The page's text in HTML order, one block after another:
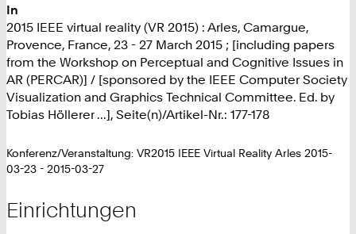
In
2015 IEEE virtual reality (VR 2015) : Arles, Camargue,
Provence, France, 23 - 27 March 2015 ; [including papers
from the Workshop on Perceptual and Cognitive Issues in
AR (PERCAR)] / [sponsored by the IEEE Computer Society
Visualization and Graphics Technical Committee. Ed. by
Tobias Höllerer ...], Seite(n)/Artikel-Nr.: 177-178
Konferenz/Veranstaltung: VR2015 IEEE Virtual Reality Arles 2015-
03-23 - 2015-03-27
Einrichtungen